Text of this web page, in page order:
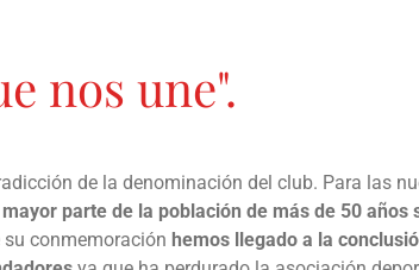
nos une".
de la denominación del club. Para las
parte de la población de más de 50 años
conmemoración hemos llegado a la